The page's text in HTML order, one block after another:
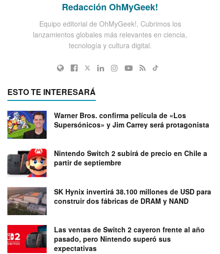
Redacción OhMyGeek!
Equipo editorial de OhMyGeek!. Cubrimos los
lanzamientos globales más relevantes en ciencia,
tecnología y cultura digital.
ESTO TE INTERESARÁ
Warner Bros. confirma película de «Los
Supersónicos» y Jim Carrey será protagonista
Nintendo Switch 2 subirá de precio en Chile a
partir de septiembre
SK Hynix invertirá 38.100 millones de USD para
construir dos fábricas de DRAM y NAND
Las ventas de Switch 2 cayeron frente al año
pasado, pero Nintendo superó sus
expectativas